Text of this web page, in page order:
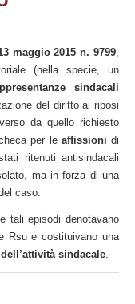
maggio 2015 n. 9799,
(nella specie, un
sindacali
del diritto ai riposi
da quello richiesto
per le affissioni di
ritenuti antisindacali
ma in forza di una
caso.
tali episodi denotavano
Rsu e costituivano una
sindacale.